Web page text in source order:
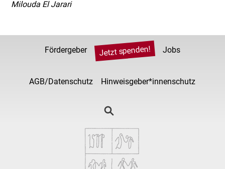
Milouda El Jarari
Fördergeber Jetzt spenden! Jobs
AGB/Datenschutz Hinweisgeber*innenschutz